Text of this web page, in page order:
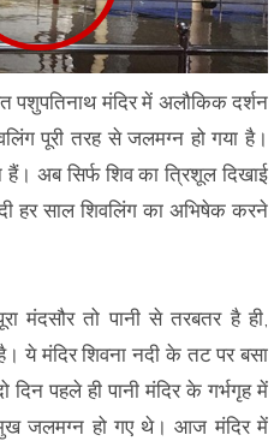
पशुपतिनाथ मंदिर में अलौकिक दर्शन
पूरी तरह से जलमग्न हो गया है।
अब सिर्फ शिव का त्रिशूल दिखाई
हर साल शिवलिंग का अभिषेक करने
मंदसौर तो पानी से तरबतर है ही,
ये मंदिर शिवना नदी के तट पर बसा
पहले ही पानी मंदिर के गर्भगृह में
जलमग्न हो गए थे। आज मंदिर में